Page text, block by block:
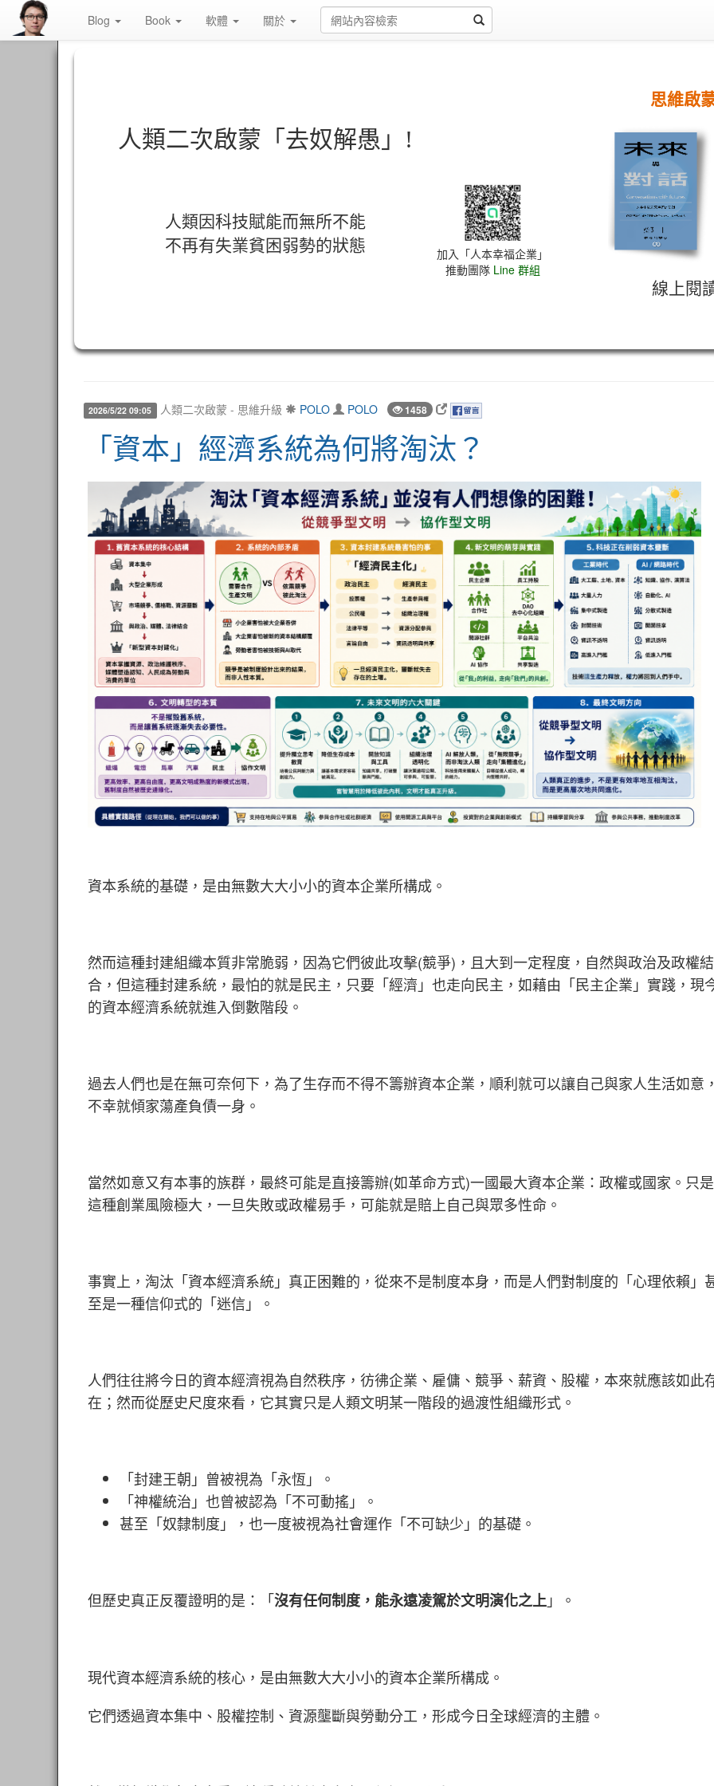
Blog Book 軟體 關於
人類二次啟蒙「去奴解愚」!
人類因科技賦能而無所不能
不再有失業貧困弱勢的狀態
加入「人本幸福企業」
推動團隊 Line 群組
思維啟
線上閱
2026/5/22 09:05 人類二次啟蒙 - 思維升級 POLO POLO 1458
「資本」經濟系統為何將淘汰？
資本系統的基礎，是由無數大大小小的資本企業所構成。
然而這種封建組織本質非常脆弱，因為它們彼此攻擊(競爭)，且大到一定程度，自然與政治及政權結
合，但這種封建系統，最怕的就是民主，只要「經濟」也走向民主，如藉由「民主企業」實踐，現
的資本經濟系統就進入倒數階段。
過去人們也是在無可奈何下，為了生存而不得不籌辦資本企業，順利就可以讓自己與家人生活如意，
不幸就傾家蕩產負債一身。
當然如意又有本事的族群，最終可能是直接籌辦(如革命方式)一國最大資本企業：政權或國家。只是
這種創業風險極大，一旦失敗或政權易手，可能就是賠上自己與眾多性命。
事實上，淘汰 「資本經濟系統」真正困難的，從來不是制度本身，而是人們對制度的「心理依賴」
至是一種信仰式的「迷信」。
人們往往將今日的資本經濟視為自然秩序，彷彿企業、雇傭、競爭、薪資、股權，本來就應該如此
在；然而從歷史尺度來看，它其實只是人類文明某一階段的過渡性組織形式。
「封建王朝」曾被視為「永恆」。
「神權統治」也曾被認為「不可動搖」。
甚至 「奴隸制度」，也一度被視為社會運作「不可缺少」的基礎。
但歷史真正反覆證明的是：「沒有任何制度，能永遠凌駕於文明演化之上」。
現代資本經濟系統的核心，是由無數大大小小的資本企業所構成。
它們透過資本集中、股權控制、資源壟斷與勞動分工，形成今日全球經濟的主體。